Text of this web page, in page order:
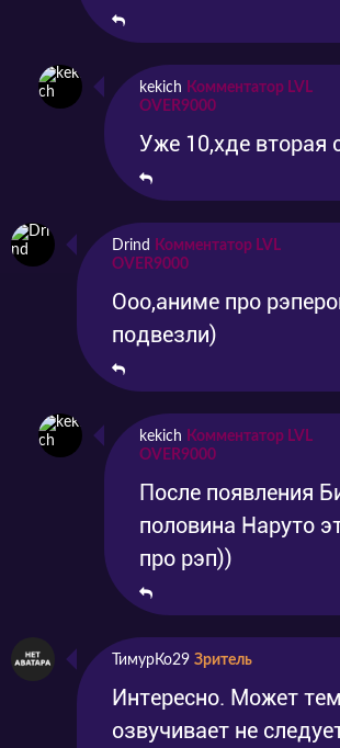
kekich Комментатор LVL
OVER9000
Уже 10,хде вторая
Drind
Комментатор LVL
OVER9000
Ооо,аниме про
подвезли)
kekich Комментатор LVL
OVER9000
После появления
половина Наруто
про рэп))
ТимурКо29 Зритель
Интересно. Может
озвучивает не